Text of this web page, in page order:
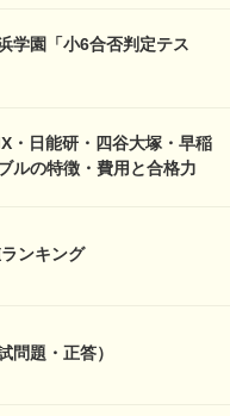
学園「小6合否判定テス
・日能研・四谷大塚・早稲
ルの特徴・費用と合格力
ンキング
問題・正答）